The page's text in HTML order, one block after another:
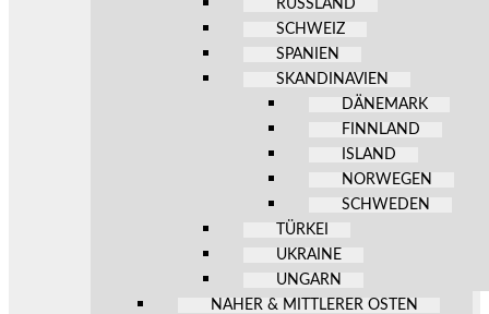
RUSSLAND
SCHWEIZ
SPANIEN
SKANDINAVIEN
DÄNEMARK
FINNLAND
ISLAND
NORWEGEN
SCHWEDEN
TÜRKEI
UKRAINE
UNGARN
NAHER & MITTLERER OSTEN